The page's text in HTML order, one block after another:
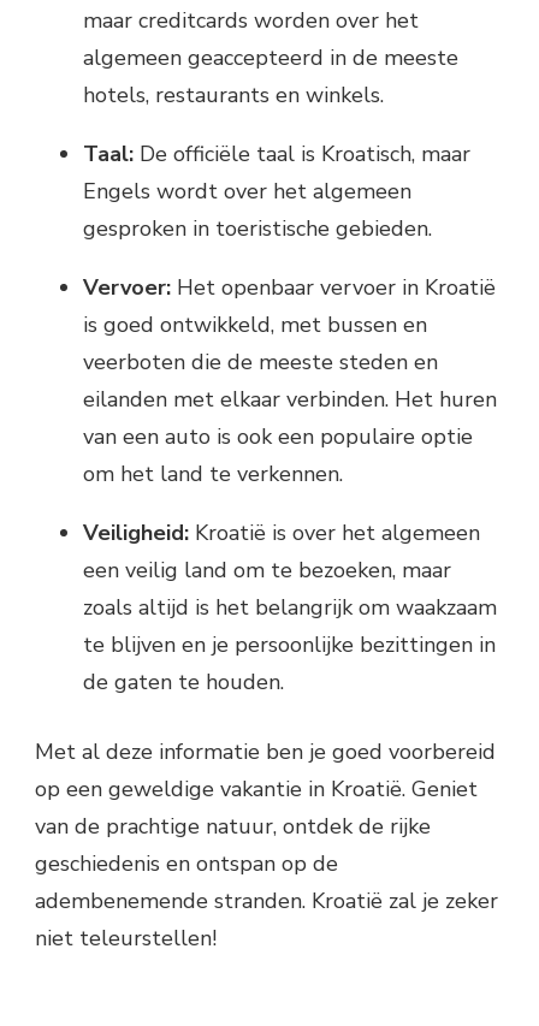
maar creditcards worden over het
algemeen geaccepteerd in de meeste
hotels, restaurants en winkels.
Taal: De officiële taal is Kroatisch, maar
Engels wordt over het algemeen
gesproken in toeristische gebieden.
Vervoer: Het openbaar vervoer in Kroatië
is goed ontwikkeld, met bussen en
veerboten die de meeste steden en
eilanden met elkaar verbinden. Het huren
van een auto is ook een populaire optie
om het land te verkennen.
Veiligheid: Kroatië is over het algemeen
een veilig land om te bezoeken, maar
zoals altijd is het belangrijk om waakzaam
te blijven en je persoonlijke bezittingen in
de gaten te houden.
Met al deze informatie ben je goed voorbereid
op een geweldige vakantie in Kroatië. Geniet
van de prachtige natuur, ontdek de rijke
geschiedenis en ontspan op de
adembenemende stranden. Kroatië zal je zeker
niet teleurstellen!